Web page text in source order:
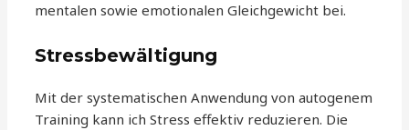
mentalen sowie emotionalen Gleichgewicht bei.
Stressbewältigung
Mit der systematischen Anwendung von autogenem
Training kann ich Stress effektiv reduzieren. Die